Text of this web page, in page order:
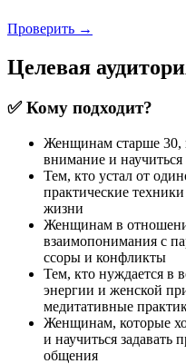
Проверить →
Целевая
✅ Кому подходит?
Женщинам старше 30,
внимание и
Тем, кто устал от
практические
жизни
Женщинам в
взаимопонимания с
ссоры и конфликты
Тем, кто нуждается в
энергии и женской
медитативные
Женщинам, которые
и научиться задавать
общения